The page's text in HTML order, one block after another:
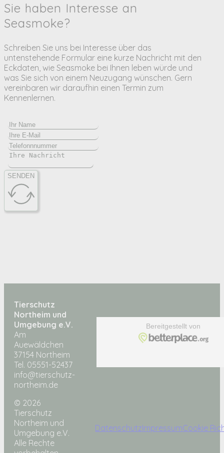
Sie haben Interesse an
Seasmoke?
Schreiben Sie uns bei Interesse über das
untenstehende Formular eine kurze Nachricht mit den
Eckdaten, wie Seasmoke bei Ihnen leben würde und
was Sie sich von einem Neuzugang wünschen. Gern
vereinbaren wir daraufhin einen Termin zum
Kennenlernen.
SENDEN
Tierschutz
Northeim und
Umgebung e.V.
Am
Auewäldchen
37154 Northeim
Tel. 05551-52437
info@tierschutz-
northeim.de
© 2026
Tierschutz
Northeim und
Umgebung e.V.
Alle Rechte
DatenschutzImpressumCookie